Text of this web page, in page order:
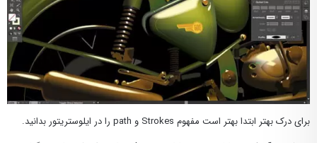
برای درک بهتر ابتدا بهتر است مفهوم Strokes و path را در ایلوستریتور بدانید.